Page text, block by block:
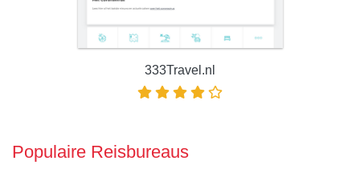
333Travel.nl
Populaire Reisbureaus